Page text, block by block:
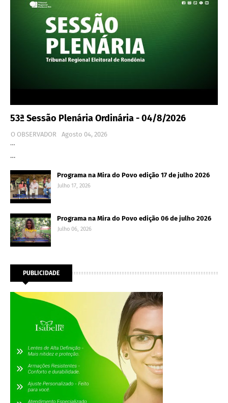
53ª Sessão Plenária Ordinária - 04/8/2026
O OBSERVADOR
Agosto 04, 2026
…
…
Programa na Mira do Povo edição 17 de julho 2026
Julho 17, 2026
Programa na Mira do Povo edição 06 de julho 2026
Julho 06, 2026
PUBLICIDADE